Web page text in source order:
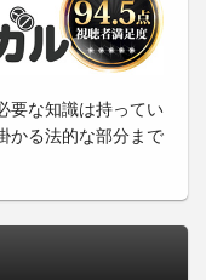
要な知識は持ってい
かる法的な部分まで